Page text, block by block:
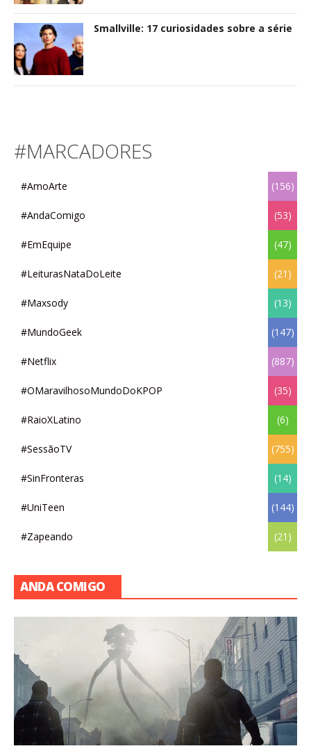
Smallville: 17 curiosidades sobre a série
#MARCADORES
#AmoArte (156)
#AndaComigo (53)
#EmEquipe (47)
#LeiturasNataDoLeite (21)
#Maxsody (13)
#MundoGeek (147)
#Netflix (887)
#OMaravilhosoMundoDoKPOP (35)
#RaioXLatino (6)
#SessãoTV (755)
#SinFronteras (14)
#UniTeen (144)
#Zapeando (21)
ANDA COMIGO